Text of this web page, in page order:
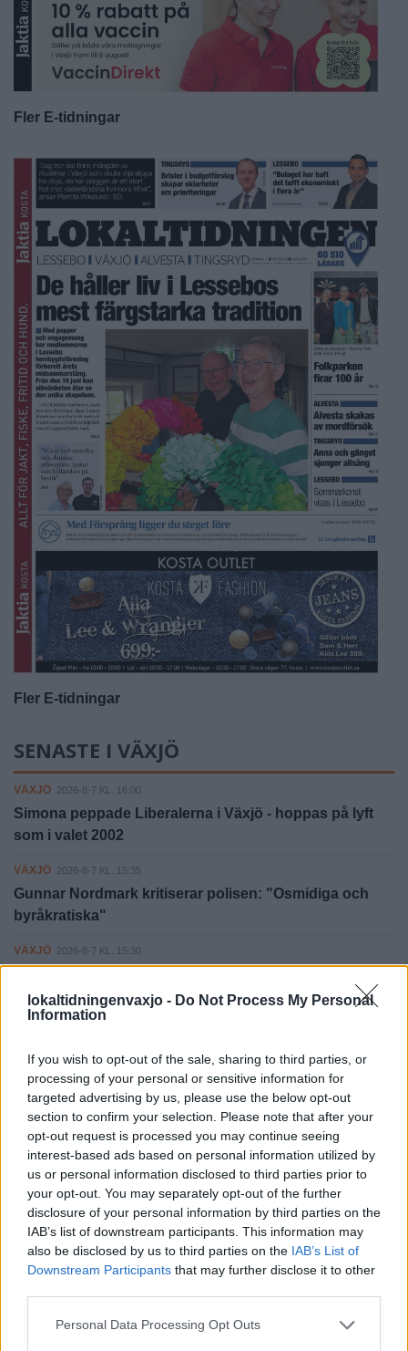
lokaltidningenvaxjo - Do Not Process My Personal
Information
If you wish to opt-out of the sale, sharing to third parties, or
processing of your personal or sensitive information for
targeted advertising by us, please use the below opt-out
section to confirm your selection. Please note that after your
opt-out request is processed you may continue seeing
interest-based ads based on personal information utilized by
us or personal information disclosed to third parties prior to
your opt-out. You may separately opt-out of the further
disclosure of your personal information by third parties on the
IAB’s list of downstream participants. This information may
also be disclosed by us to third parties on the IAB’s List of
Downstream Participants that may further disclose it to other
Personal Data Processing Opt Outs
Fler E-tidningar
Fler E-tidningar
SENASTE I VÄXJÖ
VÄXJÖ 2026-8-7 KL. 16:00
Simona peppade Liberalerna i Växjö - hoppas på lyft
som i valet 2002
VÄXJÖ 2026-8-7 KL. 15:35
Gunnar Nordmark kritiserar polisen: "Osmidiga och
byråkratiska"
VÄXJÖ 2026-8-7 KL. 15:30
stiftet
Leijonkungen på valturné i Växjö
VÄXJÖ 2026-8-7 KL. 13:41
Nybildad iransk förening i Växjö ordnade festival
VÄXJÖ
Hemvändardag ska stärka gemenskapen i Ingelstad
VÄXJÖ 2026-7-4 KL. 15:00
Studie i Kronoberg: Barn utvecklade empati med
djurövningar
bolagets historia